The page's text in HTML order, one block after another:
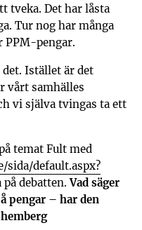
tveka. Det har låsta
Tur nog har många
PPM-pengar.
Istället är det
vårt samhälles
vi själva tvingas ta ett
temat Fult med
sida/default.aspx?
på debatten.Vad säger
pengar – har den